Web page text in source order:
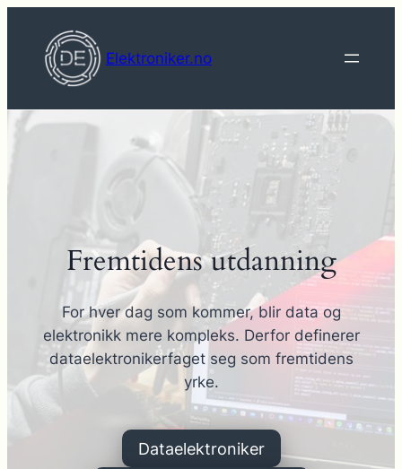
innhold
Elektroniker.no
Fremtidens utdanning
For hver dag som kommer, blir data og
elektronikk mere kompleks. Derfor definerer
dataelektronikerfaget seg som fremtidens
yrke.
Dataelektroniker